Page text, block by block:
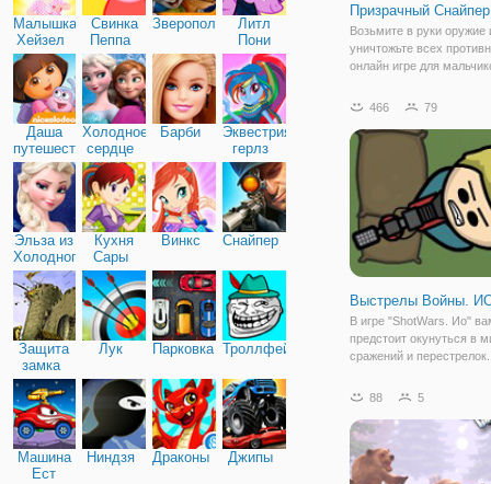
Малышка
Хейзел
Свинка
Пеппа
Зверополис
Литл
Пони
Дружба
Даша
путешественница
Холодное
сердце
Барби
Эквестрия
герлз
Эльза из
Холодного
сердца
Кухня
Сары
Винкс Снайпер
Защита
замка
Лук Парковка Троллфейс
Машина
Ест
Ниндзя Драконы Джипы
Призрачный Снайпер
Возьмите в руки оружие
уничтожьте всех
онлайн игре для
бесплатная стрелялка
проверить себя на
окажетесь в пустынной,
466 79
Выстрелы Войны.
В игре "ShotWars. Ио"
предстоит окунуться в
сражений и
вам справиться со
опасных сражений.
начать игру
88 5